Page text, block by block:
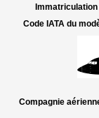
Code IATA du
Compagnie